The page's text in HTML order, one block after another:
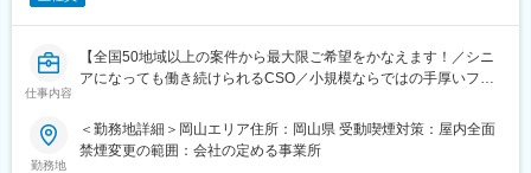
■ワークライフバランスを整えやすい環境◎：
土日祝休み・完全週休2日で、お休みもしっかり取得いただけま
常に高く、ライフイベントにも理解があるため、長期就業しやす
い環境です。
仕事内容
【全国50地域以上の案件から最大限ご希望をかなえます！／シニ
アになっても働き続けられるCSO／小規模ならではの手厚いフォ
■業務内容
勤務地
＜勤務地詳細＞岡山エリア住所：岡山県 受動喫煙対策：屋内全面
禁煙変更の範囲：会社の定める事業所